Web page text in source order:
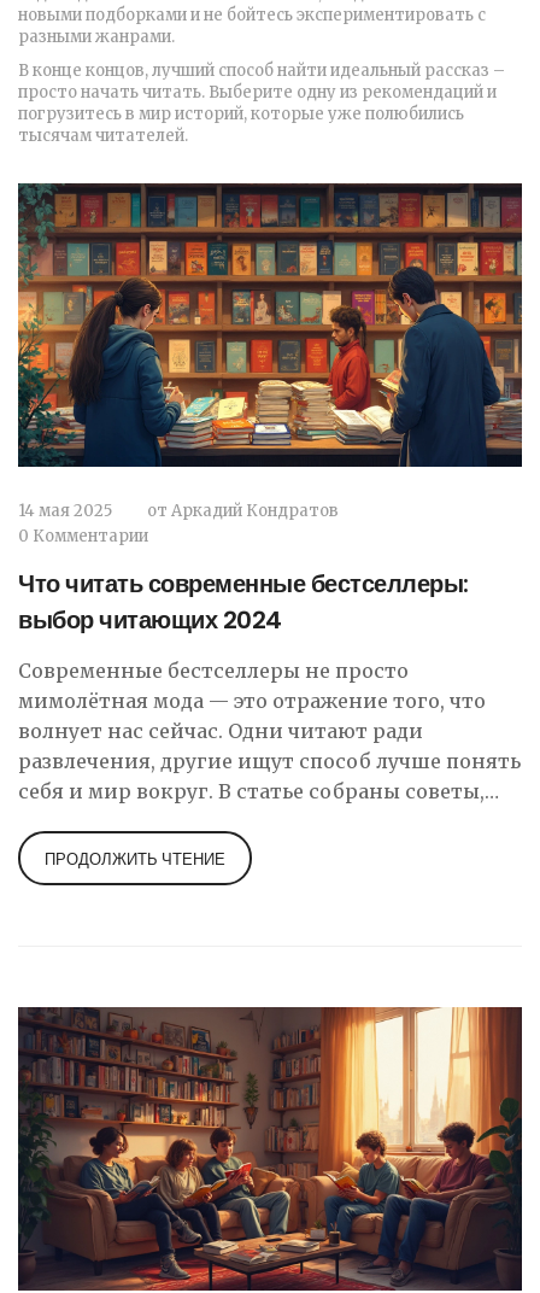
новыми подборками и не бойтесь экспериментировать с
разными жанрами.
В конце концов, лучший способ найти идеальный рассказ –
просто начать читать. Выберите одну из рекомендаций и
погрузитесь в мир историй, которые уже полюбились
тысячам читателей.
14 мая 2025 от Аркадий Кондратов
0 Комментарии
Что читать современные бестселлеры:
выбор читающих 2024
Современные бестселлеры не просто
мимолётная мода — это отражение того, что
волнует нас сейчас. Одни читают ради
развлечения, другие ищут способ лучше понять
себя и мир вокруг. В статье собраны советы,
новинок 2024 года. Поделюсь интересными
фактами, трендами и реальными примерами
ПРОДОЛЖИТЬ ЧТЕНИЕ